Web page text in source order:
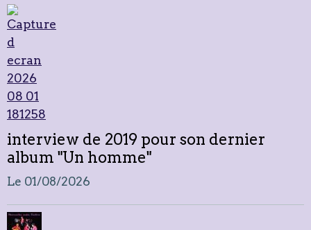
interview de 2019 pour son dernier
album "Un homme"
Le 01/08/2026